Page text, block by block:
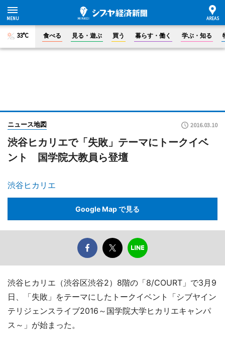
33°C 食べる 見る・遊ぶ 買う 暮らす・働く 学ぶ・知る
ニュース地図 2016.03.10
渋谷ヒカリエで「失敗」テーマにトークイベ
ント 国学院大教員ら登壇
渋谷ヒカリエ
Google Map で見る
渋谷ヒカリエ（渋谷区渋谷2）8階の「8/COURT」で3月9
日、「失敗」をテーマにしたトークイベント「シブヤイン
テリジェンスライブ2016～国学院大学ヒカリエキャンパ
ス～」が始まった。